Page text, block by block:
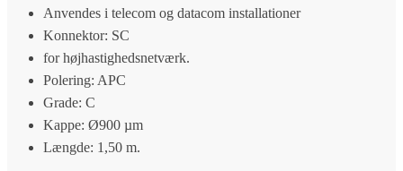
Anvendes i telecom og datacom installationer
Konnektor: SC
for højhastighedsnetværk.
Polering: APC
Grade: C
Kappe: Ø900 µm
Længde: 1,50 m.